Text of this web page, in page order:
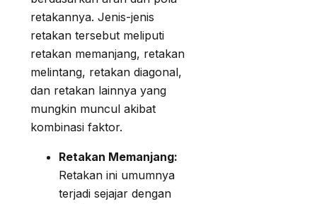
retakannya. Jenis-jenis
retakan tersebut meliputi
retakan memanjang, retakan
melintang, retakan diagonal,
dan retakan lainnya yang
mungkin muncul akibat
kombinasi faktor.
Retakan Memanjang:
Retakan ini umumnya
terjadi sejajar dengan